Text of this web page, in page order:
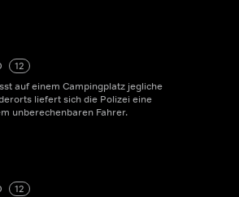
12
auf einem Campingplatz jegliche
liefert sich die Polizei eine
unberechenbaren Fahrer.
12